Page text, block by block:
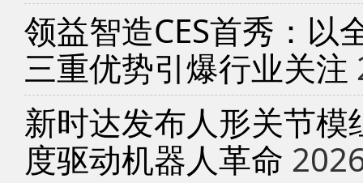
领益智造CES首秀：以
三重优势引爆行业关注
新时达发布人形关节
度驱动机器人革命